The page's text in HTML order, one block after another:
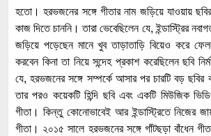
হতো। হরভজনের সঙ্গে গীতার নাম জড়িয়ে যাওয়ায় ছবির
কাজ দিতে চাননি। তারা ভেবেছিলেন যে, ইন্ডাস্ট্রির
জড়িয়ে পড়েছেন মানে খুব তাড়াতাড়ি বিয়েও করে
করবেন কিনা তা নিয়ে সন্দেহ প্রকাশ করেছিলেন ছবি
যে, হরভজনের সঙ্গে সম্পর্কে আসার পর চারটি বড় ছবির
তার পরও কয়েকটি হিন্দি ছবি এবং একটি মিউজিক
গীতা। কিন্তু কোনোভাবেই আর ইন্ডাস্ট্রিতে নিজের
গীতা। ২০১৫ সালে হরভজনের সঙ্গে গাঁটছড়া বাঁধেন